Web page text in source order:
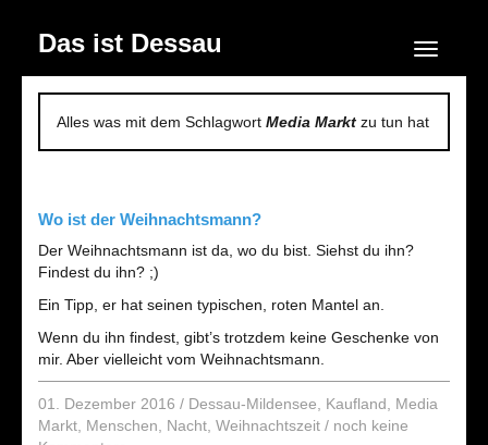
Das ist Dessau Navigation
Alles was mit dem Schlagwort Media Markt zu tun hat
Wo ist der Weihnachtsmann?
Der Weihnachtsmann ist da, wo du bist. Siehst du ihn?
Findest du ihn? ;)
Ein Tipp, er hat seinen typischen, roten Mantel an.
Wenn du ihn findest, gibt’s trotzdem keine Geschenke von
mir. Aber vielleicht vom Weihnachtsmann.
01. Dezember 2016 / Dessau-Mildensee Kaufland
Media
Markt Menschen Nacht Weihnachtszeit / noch keine